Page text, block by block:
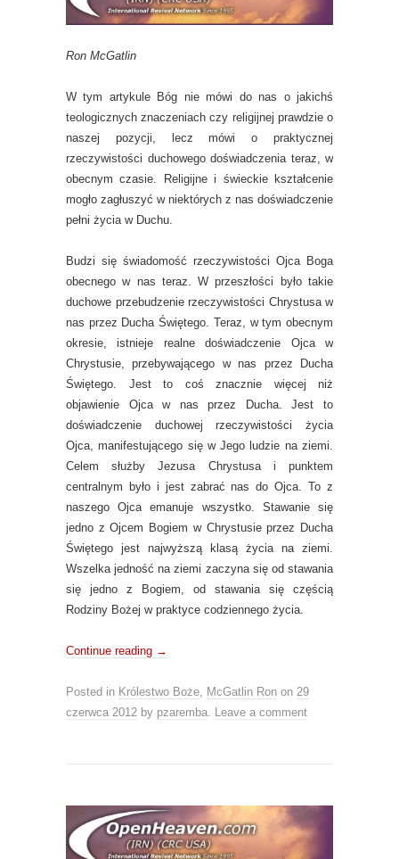
Ron McGatlin
W tym artykule Bóg nie mówi do nas o jakichś
teologicznych znaczeniach czy religijnej prawdzie o
naszej pozycji, lecz mówi o praktycznej
rzeczywistości duchowego doświadczenia teraz, w
obecnym czasie. Religijne i świeckie kształcenie
mogło zagłuszyć w niektórych z nas doświadczenie
pełni życia w Duchu.
Budzi się świadomość rzeczywistości Ojca Boga
obecnego w nas teraz. W przeszłości było takie
duchowe przebudzenie rzeczywistości Chrystusa w
nas przez Ducha Świętego. Teraz, w tym obecnym
okresie, istnieje realne doświadczenie Ojca w
Chrystusie, przebywającego w nas przez Ducha
Świętego. Jest to coś znacznie więcej niż
objawienie Ojca w nas przez Ducha. Jest to
doświadczenie duchowej rzeczywistości życia
Ojca, manifestującego się w Jego ludzie na ziemi.
Celem służby Jezusa Chrystusa i punktem
centralnym było i jest zabrać nas do Ojca. To z
naszego Ojca emanuje wszystko. Stawanie się
jedno z Ojcem Bogiem w Chrystusie przez Ducha
Świętego jest najwyższą klasą życia na ziemi.
Wszelka jedność na ziemi zaczyna się od stawania
się jedno z Bogiem, od stawania się częścią
Rodziny Bożej w praktyce codziennego życia.
Continue reading →
Posted in Królestwo Boże, McGatlin Ron on 29
czerwca 2012 by pzaremba. Leave a comment